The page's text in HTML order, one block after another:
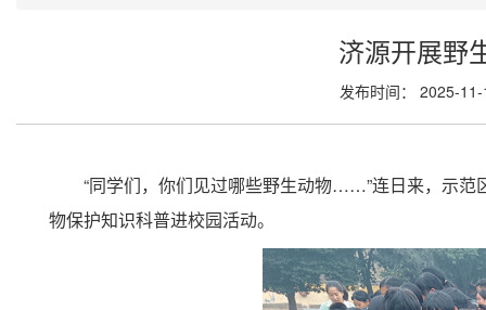
济源开展野
发布时间： 2025-
“同学们，你们见过哪些野生动物……”连日来，示范
物保护知识科普进校园活动。